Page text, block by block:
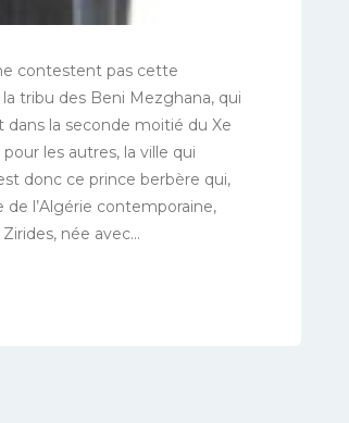
contestent pas cette
tribu des Beni Mezghana, qui
dans la seconde moitié du Xe
les autres, la ville qui
donc ce prince berbère qui,
l’Algérie contemporaine,
née avec...